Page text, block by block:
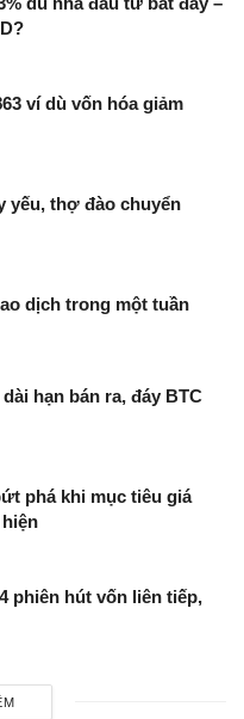
ví dù vốn hóa giảm
yếu, thợ đào chuyển
dịch trong một tuần
hạn bán ra, đáy BTC
phá khi mục tiêu giá
phiên hút vốn liên tiếp,